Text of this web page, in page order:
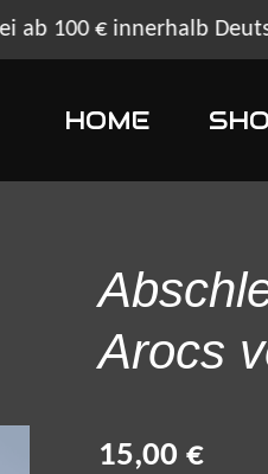
ab 100 € innerhalb
HOME
Arocs
15,00 €